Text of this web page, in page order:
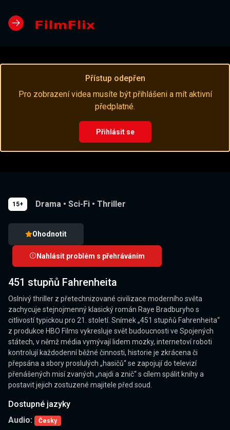
Přístup odepřen
Pro zobrazení videa musíte být přihlášeni a mít aktivní
předplatné.
Přihlásit se
15+ Drama • Sci-Fi • Thriller
Ohodnotit
Nahlásit problém s přehráváním
451 stupňů Fahrenheita
Oslnivý thriller z přetechnizované civilizace moderního světa
zachycuje stejnojmenný klasický román Raye Bradburyho s
citlivostí typickou pro 21. století. Snímek „451 stupňů Fahrenheita“
z produkce HBO Films vykresluje svět budoucnosti ve Spojených
státech, v němž média vymývají lidem mozky, internetoví roboti
kontrolují každodenní běžné činnosti, historie je zkrácena či
přepsána a sbory proslulých „hasičů“ se zapojují do televizí
přenášených misí zvaných „najdi a znič“ s cílem spálit knihy a
postavit jejich zostuzené majitele před soud.
Dostupné jazyky
Audio:
Česky